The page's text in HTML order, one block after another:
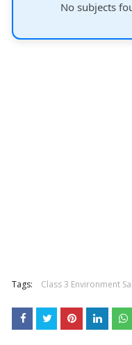
No subjects
Tags: Class 3 Environment